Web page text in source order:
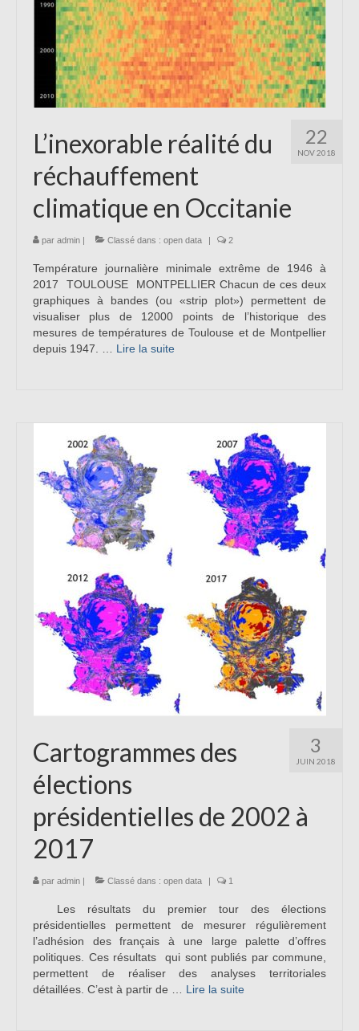
22
NOV 2018
L’inexorable réalité du
réchauffement
climatique en Occitanie
par admin Classé dans : open data 2
Température journalière minimale extrême de 1946 à
2017 TOULOUSE MONTPELLIER Chacun de ces deux
graphiques à bandes (ou «strip plot») permettent de
visualiser plus de 12000 points de l’historique des
mesures de températures de Toulouse et de Montpellier
depuis 1947. … Lire la suite­­
3
JUIN 2018
Cartogrammes des
élections
présidentielles de 2002 à
2017
par admin Classé dans : open data 1
Les résultats du premier tour des élections
présidentielles permettent de mesurer régulièrement
l’adhésion des français à une large palette d’offres
politiques. Ces résultats qui sont publiés par commune,
permettent de réaliser des analyses territoriales
détaillées. C’est à partir de … Lire la suite­­